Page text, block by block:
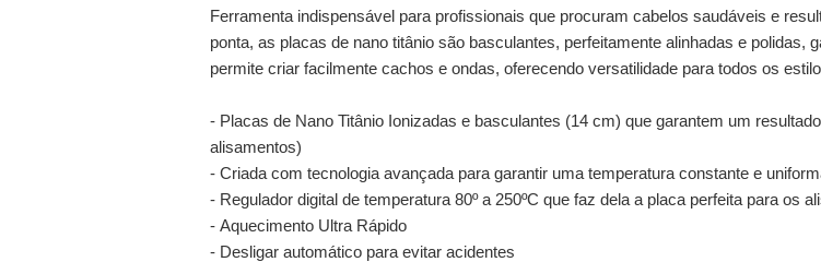
Ferramenta indispensável para profissionais que procuram cabelos saudáveis e
ponta, as placas de nano titânio são basculantes, perfeitamente alinhadas e polidas,
permite criar facilmente cachos e ondas, oferecendo versatilidade para todos os
- Placas de Nano Titânio Ionizadas e basculantes (14 cm) que garantem um
alisamentos)
- Criada com tecnologia avançada para garantir uma temperatura constante e
- Regulador digital de temperatura 80º a 250ºC que faz dela a placa perfeita para os
- Aquecimento Ultra Rápido
- Desligar automático para evitar acidentes